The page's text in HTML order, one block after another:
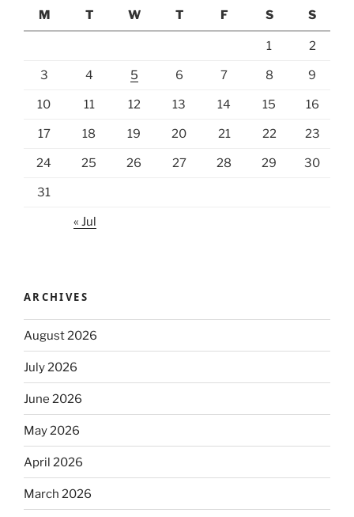
M
T W T F S S
1 2
3 4 5 6 7 8 9
10 11 12 13 14 15 16
17 18 19 20 21 22 23
24 25 26 27 28 29 30
31
« Jul
ARCHIVES
August 2026
July 2026
June 2026
May 2026
April 2026
March 2026